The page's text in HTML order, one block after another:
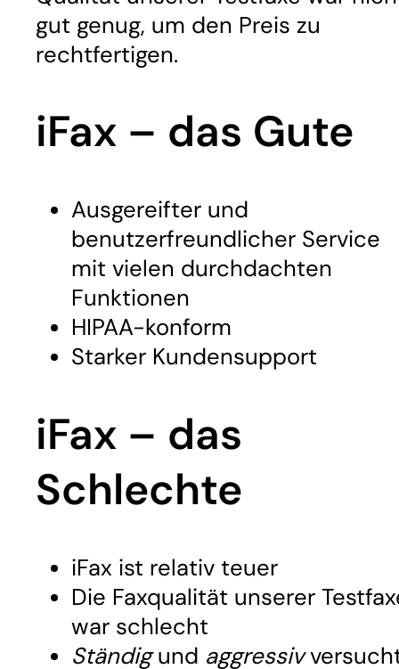
gut genug, um den Preis zu
rechtfertigen.
iFax – das Gute
Ausgereifter und
benutzerfreundlicher Service
mit vielen durchdachten
Funktionen
HIPAA-konform
Starker Kundensupport
iFax – das
Schlechte
iFax ist relativ teuer
Die Faxqualität unserer
war schlecht
Ständigund aggressiv